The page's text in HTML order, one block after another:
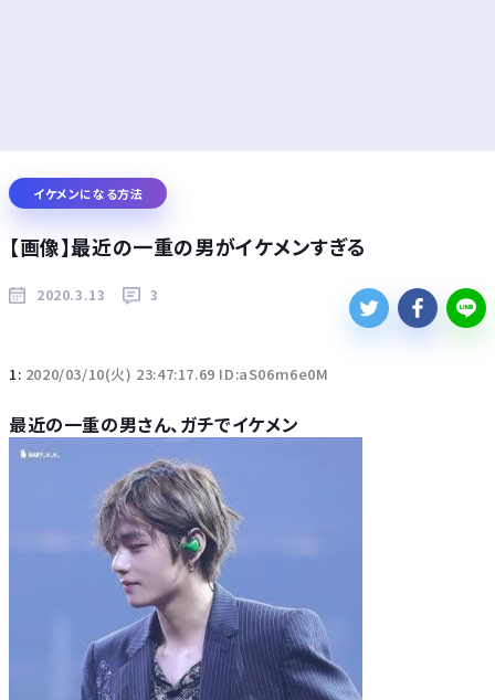
イケメンになる方法
【画像】最近の一重の男がイケメンすぎる
2020.3.13 3
1: 2020/03/10(火) 23:47:17.69 ID:aS06m6e0M
最近の一重の男さん、ガチでイケメン